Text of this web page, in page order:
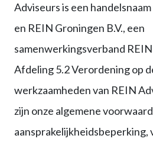
Adviseurs is een handelsnaam
en REIN Groningen B.V., een
samenwerkingsverband REIN
Afdeling 5.2 Verordening op
werkzaamheden van REIN
zijn onze algemene
aansprakelijkheidsbeperking,